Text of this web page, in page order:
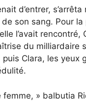
d’entrer, s’arrêta
son sang. Pour la
l’avait rencontré,
du milliardaire
Clara, les yeux
» balbutia